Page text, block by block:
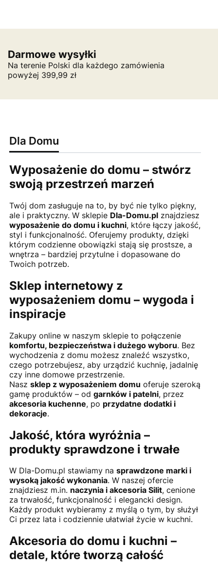
Darmowe wysyłki
Na terenie Polski dla każdego zamówienia
powyżej 399,99 zł
Dla Domu
Wyposażenie do domu – stwórz
swoją przestrzeń marzeń
Twój dom zasługuje na to, by być nie tylko piękny,
ale i praktyczny. W sklepie Dla-Domu.plznajdziesz
wyposażenie do domu i kuchni, które łączy jakość,
styl i funkcjonalność. Oferujemy produkty, dzięki
którym codzienne obowiązki stają się prostsze, a
wnętrza – bardziej przytulne i dopasowane do
Twoich potrzeb.
Sklep internetowy z
wyposażeniem domu – wygoda i
inspiracje
Zakupy online w naszym sklepie to połączenie
komfortu, bezpieczeństwa i dużego wyboru. Bez
wychodzenia z domu możesz znaleźć wszystko,
czego potrzebujesz, aby urządzić kuchnię, jadalnię
czy inne domowe przestrzenie.
Nasz sklep z wyposażeniem domu oferuje szeroką
gamę produktów – od garnków i patelni, przez
akcesoria kuchenne, po przydatne dodatki i
dekoracje.
Jakość, która wyróżnia –
produkty sprawdzone i trwałe
W Dla-Domu.pl stawiamy na sprawdzone marki i
wysoką jakość wykonania. W naszej ofercie
znajdziesz m.in. naczynia i akcesoria Silit, cenione
za trwałość, funkcjonalność i elegancki design.
Każdy produkt wybieramy z myślą o tym, by służył
Ci przez lata i codziennie ułatwiał życie w kuchni.
Akcesoria do domu i kuchni –
detale, które tworzą całość